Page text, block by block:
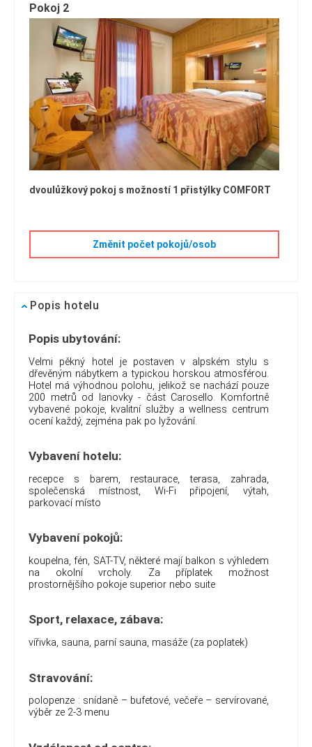
Pokoj 2
dvoulůžkový pokoj s možností 1 přistýlky COMFORT
Změnit počet pokojů/osob
Popis hotelu
Popis ubytování:
Velmi pěkný hotel je postaven v alpském stylu s
dřevěným nábytkem a typickou horskou atmosférou.
Hotel má výhodnou polohu, jelikož se nachází pouze
200 metrů od lanovky - část Carosello. Komfortně
vybavené pokoje, kvalitní služby a wellness centrum
ocení každý, zejména pak po lyžování.
Vybavení hotelu:
recepce s barem, restaurace, terasa, zahrada,
společenská místnost, Wi-Fi připojení, výtah,
parkovací místo
Vybavení pokojů:
koupelna, fén, SAT-TV, některé mají balkon s výhledem
na okolní vrcholy. Za příplatek možnost
prostornějšího pokoje superior nebo suite
Sport, relaxace, zábava:
vířivka, sauna, parní sauna, masáže (za poplatek)
Stravování:
polopenze : snídaně – bufetové, večeře – servírované,
výběr ze 2-3 menu